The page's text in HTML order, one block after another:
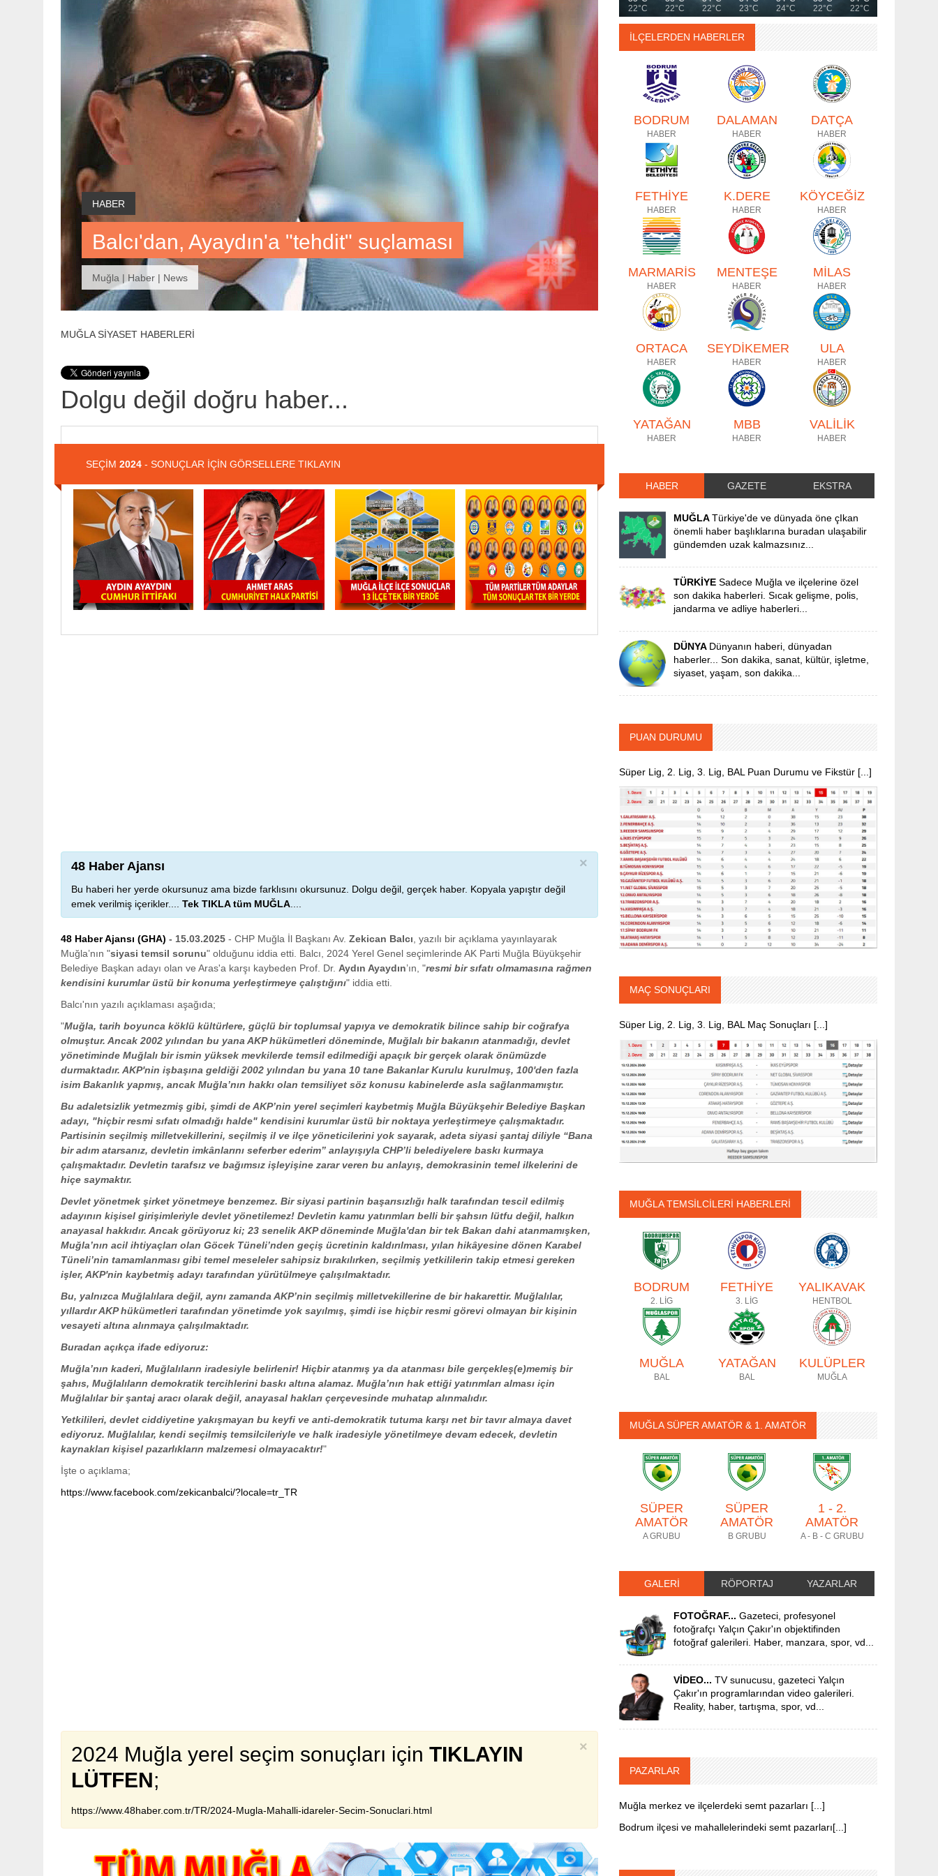
HABER
Balcı'dan, Ayaydın'a "tehdit" suçlaması
Muğla | Haber | News
MUĞLA SİYASET HABERLERİ
Dolgu değil doğru haber...
SEÇİM 2024 - SONUÇLAR İÇİN GÖRSELLERE TIKLAYIN
×
48 Haber Ajansı
Bu haberi her yerde okursunuz ama bizde farklısını okursunuz. Dolgu değil, gerçek haber. Kopyala yapıştır değil
emek verilmiş içerikler.... Tek TIKLA tüm MUĞLA
48 Haber Ajansı (GHA) - 15.03.2025 - CHP Muğla İl Başkanı Av. Zekican Balcı , yazılı bir açıklama yayınlayarak
Muğla’nın "siyasi temsil sorunu" olduğunu iddia etti. Balcı, 2024 Yerel Genel seçimlerinde AK Parti Muğla Büyükşehir
Belediye Başkan adayı olan ve Aras'a karşı kaybeden Prof. Dr. Aydın Ayaydın’ın, "resmi bir sıfatı olmamasına rağmen
kendisini kurumlar üstü bir konuma yerleştirmeye çalıştığını" iddia etti.
Balcı'nın yazılı açıklaması aşağıda;
"Muğla, tarih boyunca köklü kültürlere, güçlü bir toplumsal yapıya ve demokratik bilince sahip bir coğrafya
olmuştur. Ancak 2002 yılından bu yana AKP hükümetleri döneminde, Muğlalı bir bakanın atanmadığı, devlet
yönetiminde Muğlalı bir ismin yüksek mevkilerde temsil edilmediği apaçık bir gerçek olarak önümüzde
durmaktadır. AKP'nin işbaşına geldiği 2002 yılından bu yana 10 tane Bakanlar Kurulu kurulmuş, 100'den fazla
isim Bakanlık yapmış, ancak Muğla’nın hakkı olan temsiliyet söz konusu kabinelerde asla sağlanmamıştır.
Bu adaletsizlik yetmezmiş gibi, şimdi de AKP’nin yerel seçimleri kaybetmiş Muğla Büyükşehir Belediye Başkan
adayı, "hiçbir resmi sıfatı olmadığı halde" kendisini kurumlar üstü bir noktaya yerleştirmeye çalışmaktadır.
Partisinin seçilmiş milletvekillerini, seçilmiş il ve ilçe yöneticilerini yok sayarak, adeta siyasi şantaj diliyle “Bana
bir adım atarsanız, devletin imkânlarını seferber ederim” anlayışıyla CHP’li belediyelere baskı kurmaya
çalışmaktadır. Devletin tarafsız ve bağımsız işleyişine zarar veren bu anlayış, demokrasinin temel ilkelerini de
hiçe saymaktır.
Devlet yönetmek şirket yönetmeye benzemez. Bir siyasi partinin başarısızlığı halk tarafından tescil edilmiş
adayının kişisel girişimleriyle devlet yönetilemez! Devletin kamu yatırımları belli bir şahsın lütfu değil, halkın
anayasal hakkıdır. Ancak görüyoruz ki; 23 senelik AKP döneminde Muğla'dan bir tek Bakan dahi atanmamışken,
Muğla’nın acil ihtiyaçları olan Göcek Tüneli’nden geçiş ücretinin kaldırılması, yılan hikâyesine dönen Karabel
Tüneli’nin tamamlanması gibi temel meseleler sahipsiz bırakılırken, seçilmiş yetkililerin takip etmesi gereken
işler, AKP'nin kaybetmiş adayı tarafından yürütülmeye çalışılmaktadır.
Bu, yalnızca Muğlalılara değil, aynı zamanda AKP’nin seçilmiş milletvekillerine de bir hakarettir. Muğlalılar,
yıllardır AKP hükümetleri tarafından yönetimde yok sayılmış, şimdi ise hiçbir resmi görevi olmayan bir kişinin
vesayeti altına alınmaya çalışılmaktadır.
Buradan açıkça ifade ediyoruz:
Muğla’nın kaderi, Muğlalıların iradesiyle belirlenir! Hiçbir atanmış ya da atanması bile gerçekleş(e)memiş bir
şahıs, Muğlalıların demokratik tercihlerini baskı altına alamaz. Muğla’nın hak ettiği yatırımları alması için
Muğlalılar bir şantaj aracı olarak değil, anayasal hakları çerçevesinde muhatap alınmalıdır.
Yetkilileri, devlet ciddiyetine yakışmayan bu keyfi ve anti-demokratik tutuma karşı net bir tavır almaya davet
ediyoruz. Muğlalılar, kendi seçilmiş temsilcileriyle ve halk iradesiyle yönetilmeye devam edecek, devletin
kaynakları kişisel pazarlıkların malzemesi olmayacaktır!"
İşte o açıklama;
https://www.facebook.com/zekicanbalci/?locale=tr_TR
×
2024 Muğla yerel seçim sonuçları için TIKLAYIN
LÜTFEN;
https://www.48haber.com.tr/TR/2024-Mugla-Mahalli-idareler-Secim-Sonuclari.html
22°C
22°C
22°C
23°C
24°C
22°C
22°C
İLÇELERDEN HABERLER
BODRUM
HABER
DALAMAN
HABER
DATÇA
HABER
FETHİYE
HABER
K.DERE
HABER
KÖYCEĞİZ
HABER
MARMARİS
HABER
MENTEŞE
HABER
MİLAS
HABER
ORTACA
HABER
SEYDİKEMER
HABER
ULA
HABER
YATAĞAN
HABER
MBB
HABER
VALİLİK
HABER
HABER GAZETE EKSTRA
MUĞLATürkiye'de ve dünyada öne çIkan
önemli haber başlıklarına buradan ulaşabilir
gündemden uzak kalmazsınız...
TÜRKİYESadece Muğla ve ilçelerine özel
son dakika haberleri. Sıcak gelişme, polis,
jandarma ve adliye haberleri...
DÜNYA Dünyanın haberi, dünyadan
haberler... Son dakika, sanat, kültür, işletme,
siyaset, yaşam, son dakika...
PUAN DURUMU
Süper Lig, 2. Lig, 3. Lig, BAL Puan Durumu ve Fikstür [...]
MAÇ SONUÇLARI
Süper Lig, 2. Lig, 3. Lig, BAL Maç Sonuçları [...]
MUĞLA TEMSİLCİLERİ HABERLERİ
BODRUM
2. LİG
FETHİYE
3. LİG
YALIKAVAK
HENTBOL
MUĞLA
BAL
YATAĞAN
BAL
KULÜPLER
MUĞLA
MUĞLA SÜPER AMATÖR & 1. AMATÖR
SÜPER
AMATÖR
A GRUBU
SÜPER
AMATÖR
B GRUBU
1 - 2.
AMATÖR
A - B - C GRUBU
GALERİ RÖPORTAJ YAZARLAR
FOTOĞRAF... Gazeteci, profesyonel
fotoğrafçı Yalçın Çakır'ın objektifinden
fotoğraf galerileri. Haber, manzara, spor, vd...
VİDEO... TV sunucusu, gazeteci Yalçın
Çakır'ın programlarından video galerileri.
Reality, haber, tartışma, spor, vd...
PAZARLAR
Muğla merkez ve ilçelerdeki semt pazarları [...]
Bodrum ilçesi ve mahallelerindeki semt pazarları[...]